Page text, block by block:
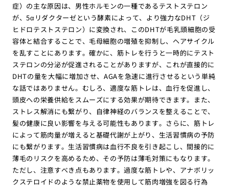
症）の主な原因は、男性ホルモンの一種であるテストステロン
が、5αリダクターゼという酵素によって、より強力なDHT（ジ
ヒドロテストステロン）に変換され、このDHTが毛乳頭細胞の受
容体と結合することで、毛母細胞の増殖を抑制し、ヘアサイクル
を乱すことにあります。確かに、筋トレを行うと一時的にテスト
ステロンの分泌が促進されることがありますが、これが直接的に
DHTの量を大幅に増加させ、AGAを急速に進行させるという単純
な話ではありません。むしろ、適度な筋トレは、血行を促進し、
頭皮への栄養供給をスムーズにする効果が期待できます。また、
ストレス解消にも繋がり、自律神経のバランスを整えることで、
髪の健康に良い影響を与える可能性もあります。さらに、筋トレ
によって筋肉量が増えると基礎代謝が上がり、生活習慣病の予防
にも繋がります。生活習慣病は血行不良を引き起こし、間接的に
薄毛のリスクを高めるため、その予防は薄毛対策にもなります。
ただし、注意すべき点もあります。過度な筋トレや、アナボリッ
クステロイドのような禁止薬物を使用して筋肉増強を図る行為